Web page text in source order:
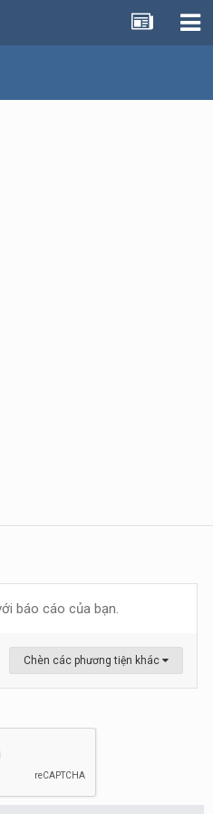
báo cáo của bạn.
Chèn các phương tiện khác